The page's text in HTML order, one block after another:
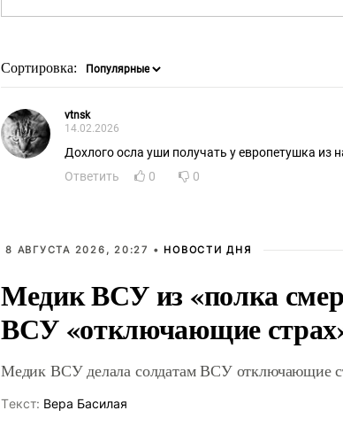
Сортировка:
vtnsk
14.02.2026
Дохлого осла уши получать у европетушка из
Ответить
0 0
8 АВГУСТА 2026, 20:27 • НОВОСТИ ДНЯ
Медик ВСУ из «полка
ВСУ «отключающие
Медик ВСУ делала солдатам ВСУ отключающие
Tекст: Вера Басилая